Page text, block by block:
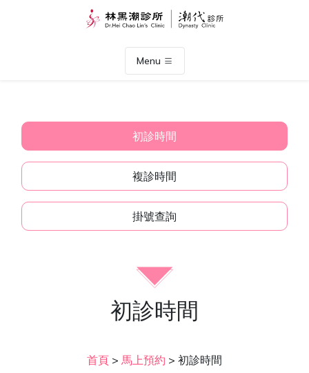
Menu
初診時間
複診時間
掛號查詢
初診時間
首頁 > 馬上預約 > 初診時間